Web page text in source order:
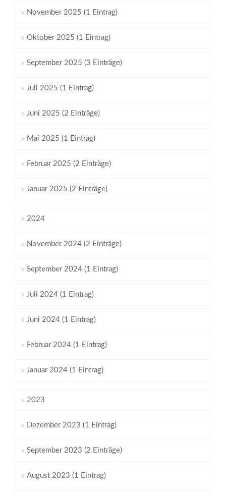
November 2025 (1 Eintrag)
Oktober 2025 (1 Eintrag)
September 2025 (3 Einträge)
Juli 2025 (1 Eintrag)
Juni 2025 (2 Einträge)
Mai 2025 (1 Eintrag)
Februar 2025 (2 Einträge)
Januar 2025 (2 Einträge)
2024
November 2024 (2 Einträge)
September 2024 (1 Eintrag)
Juli 2024 (1 Eintrag)
Juni 2024 (1 Eintrag)
Februar 2024 (1 Eintrag)
Januar 2024 (1 Eintrag)
2023
Dezember 2023 (1 Eintrag)
September 2023 (2 Einträge)
August 2023 (1 Eintrag)